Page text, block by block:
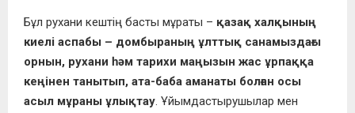
Бұл рухани кештің басты мұраты – қазақ халқының
киелі аспабы – домбыраның ұлттық санамыздағы
орнын, рухани һәм тарихи маңызын жас ұрпаққа
кеңінен танытып, ата-баба аманаты болған осы
асыл мұраны ұлықтау. Ұйымдастырушылар мен